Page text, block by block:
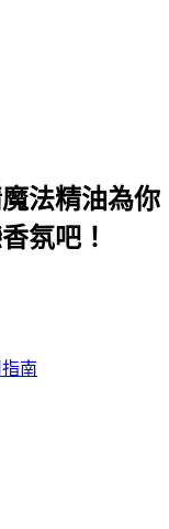
法精油為你
氛吧！
南